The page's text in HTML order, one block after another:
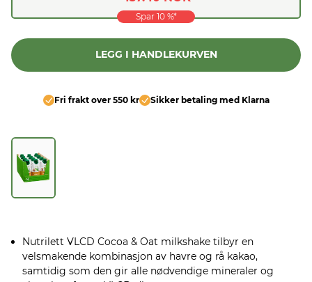
Spar 10 %*
LEGG I HANDLEKURVEN
Fri frakt over 550 kr Sikker betaling med Klarna
Nutrilett VLCD Cocoa & Oat milkshake tilbyr en
velsmakende kombinasjon av havre og rå kakao,
samtidig som den gir alle nødvendige mineraler og